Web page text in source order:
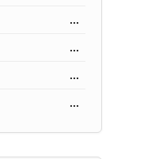
...
...
...
...